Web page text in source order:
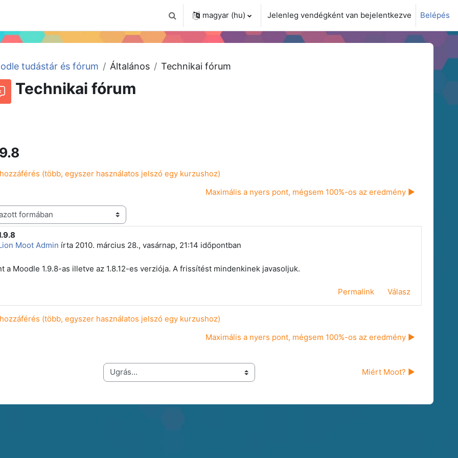
Keresési bemeneti adatok váltása
magyar ‎(hu)‎ Jelenleg vendégként van bejelentkezve Belépés
tudástár és fórum Általános Technikai fórum
Technikai fórum
(több, egyszer használatos jelszó egy kurzushoz)
Maximális a nyers pont, mégsem 100%-os az eredmény ▶︎
Moot Admin írta 2010. március 28., vasárnap, 21:14 időpontban
0
a Moodle 1.9.8-as illetve az 1.8.12-es verziója. A frissítést mindenkinek javasoljuk.
Permalink Válasz
(több, egyszer használatos jelszó egy kurzushoz)
Maximális a nyers pont, mégsem 100%-os az eredmény ▶︎
Ugrás... Miért Moot? ▶︎